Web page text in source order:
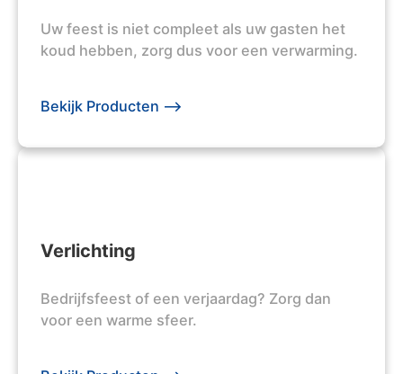
Uw feest is niet compleet als uw gasten het
koud hebben, zorg dus voor een verwarming.
Bekijk Producten -->
Verlichting
Bedrijfsfeest of een verjaardag? Zorg dan
voor een warme sfeer.